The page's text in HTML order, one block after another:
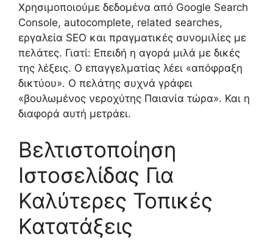
Χρησιμοποιούμε δεδομένα από Google Search
Console, autocomplete, related searches,
εργαλεία SEO και πραγματικές συνομιλίες με
πελάτες. Γιατί: Επειδή η αγορά μιλά με δικές
της λέξεις. Ο επαγγελματίας λέει «απόφραξη
δικτύου». Ο πελάτης συχνά γράφει
«βουλωμένος νεροχύτης Παιανία τώρα». Και η
διαφορά αυτή μετράει.
Βελτιστοποίηση
Ιστοσελίδας Για
Καλύτερες Τοπικές
Κατατάξεις